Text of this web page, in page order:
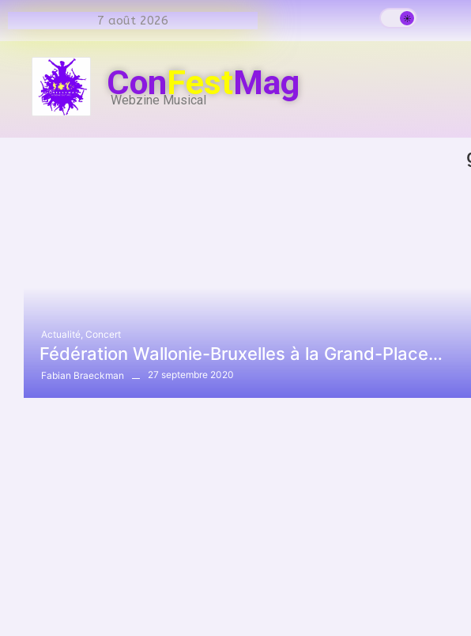
7 août 2026
ConFestMag
Webzine Musical
Actualité Concert
Fédération Wallonie-Bruxelles à la Grand-Place…
Fabian Braeckman 27 septembre 2020